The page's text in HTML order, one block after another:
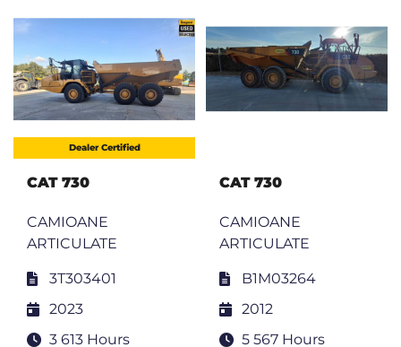
Dealer Certified
CAT 730
CAMIOANE
ARTICULATE
3T303401
2023
3 613 Hours
CAT 730
CAMIOANE
ARTICULATE
B1M03264
2012
5 567 Hours